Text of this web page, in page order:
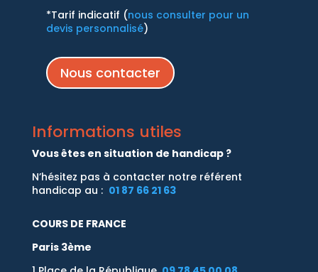
*Tarif indicatif (nous consulter pour un
devis personnalisé)
Nous contacter
Informations utiles
Vous êtes en situation de handicap ?
N’hésitez pas à contacter notre référent
handicap au : 01 87 66 21 63
COURS DE FRANCE
Paris 3ème